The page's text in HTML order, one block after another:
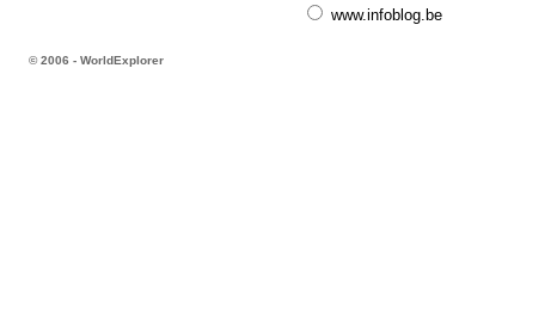
www.infoblog.be
© 2006 - WorldExplorer